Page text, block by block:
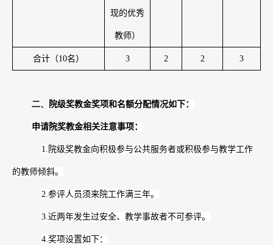
现的优秀
教师）
合计（10名） 3 2 2 3
二、 院级奖教金奖项和名额分配情况如下：
申请院奖教金相关注意事项：
1. 院级奖教金向积极参与公共服务者或积极参与教学工作
的教师倾斜。
2. 参评人员须来院工作满三年。
3. 近两年发生过安全、教学事故者不可参评。
4. 奖项设置如下：